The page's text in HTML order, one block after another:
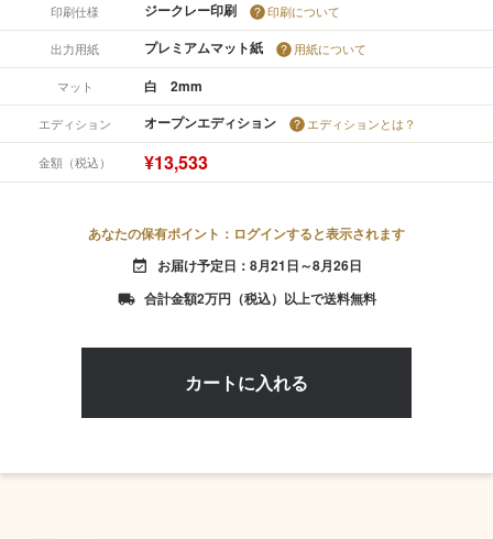
印刷仕様 ジークレー印刷 印刷について
出力用紙 プレミアムマット紙 用紙について
マット 白 2mm
エディション オープンエディション エディションとは？
金額（税込） ¥13,533
あなたの保有ポイント：ログインすると表示されます
event_available お届け予定日：8月21日～8月26日
local_shipping 合計金額2万円（税込）以上で送料無料